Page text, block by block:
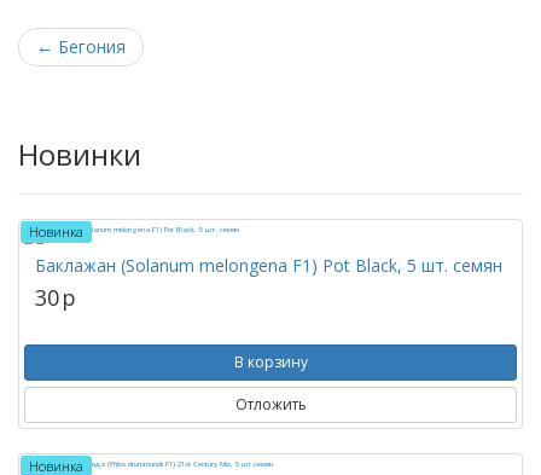
← Бегония
Новинки
Новинка
Баклажан (Solanum melongena F1) Pot Black, 5 шт. семян
30p
В корзину
Отложить
Новинка